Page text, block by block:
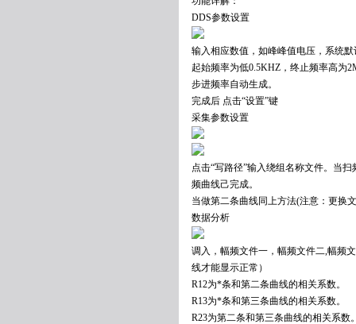
DDS参数设置
输入相应数值，如峰峰值电压，系统
起始频率为低0.5KHZ，终止频率高为
步进频率自动生成。
完成后 点击“设置”键
采集参数设置
点击“写路径”输入绕组名称文件。当
频曲线己完成。
当做第二条曲线同上方法(注意：更换
数据分析
调入，幅频文件一，幅频文件二,幅频
线才能显示正常）
R12为*条和第二条曲线的相关系数。
R13为*条和第三条曲线的相关系数。
R23为第二条和第三条曲线的相关系数